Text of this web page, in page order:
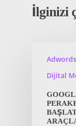
İlginizi
Dijital